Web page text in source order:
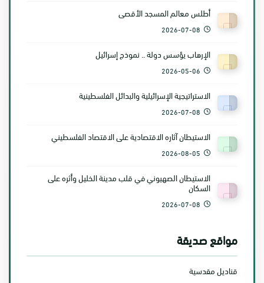
أطلس معالم المسجد الأقصى
2026-07-08
الإرهاب يؤسس دولة .. نموذج إسرائيل
2026-05-06
الاستراتيجية الإسرائيلية والبدائل الفلسطينية
2026-07-08
الاستيطان آثاره الاقتصادية على الاقتصاد الفلسطيني
2026-08-05
الاستيطان الصهيوني في قلب مدينة الخليل وأثره على
السكان
2026-07-08
مواقع صديقة
قناديل مقدسية